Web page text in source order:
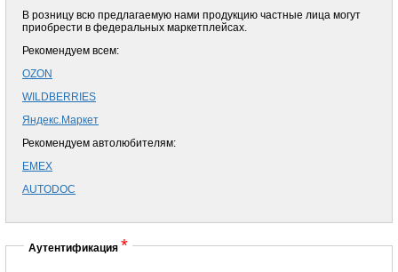
В розницу всю предлагаемую нами продукцию частные лица могут
приобрести в федеральных маркетплейсах.
Рекомендуем всем:
OZON
WILDBERRIES
Яндекс.Маркет
Рекомендуем автолюбителям:
EMEX
AUTODOC
Аутентификация *